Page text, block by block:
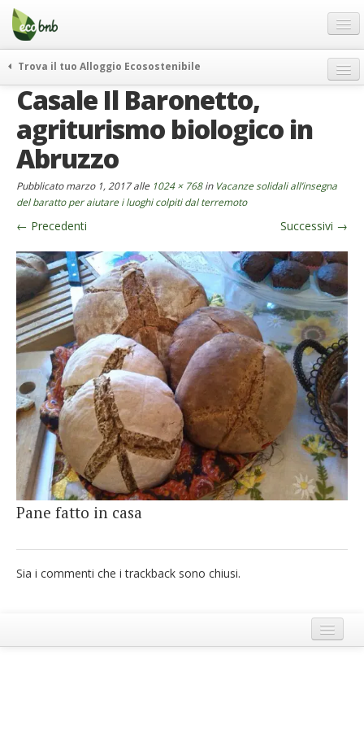
Menu
Salta
contenuto
Offerte Speciali
Regali
FAQ
Chi Siamo
Partner
Contatti
Italiano
German
English
Spanish
French
Italiano
Trova il tuo Alloggio Ecosostenibile
weekend green
curiosità
vivere e viaggiare verde
news ed eventi
Casale Il Baronetto,
agriturismo biologico in
Abruzzo
Pubblicatomarzo 1, 2017alle 1024 × 768in Vacanze solidali all’insegna
del baratto per aiutare i luoghi colpiti dal terremoto
← Precedenti Successivi →
Pane fatto in casa
Sia i commenti che i trackback sono chiusi.